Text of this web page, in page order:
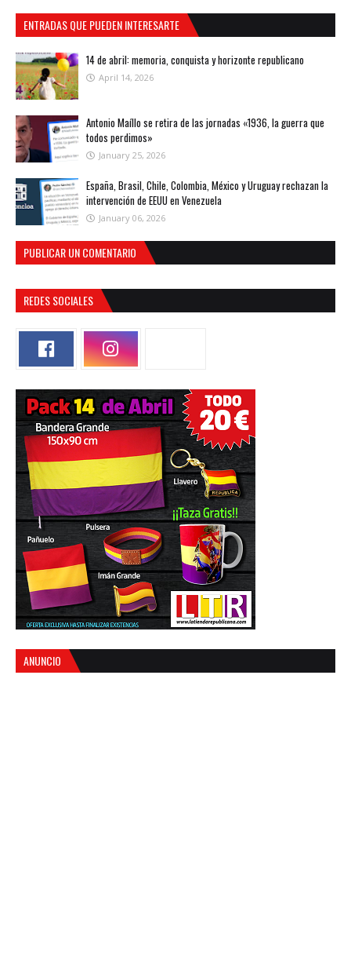
ENTRADAS QUE PUEDEN INTERESARTE
14 de abril: memoria, conquista y horizonte republicano
April 14, 2026
Antonio Maíllo se retira de las jornadas «1936, la guerra que
todos perdimos»
January 25, 2026
España, Brasil, Chile, Colombia, México y Uruguay rechazan la
intervención de EEUU en Venezuela
January 06, 2026
PUBLICAR UN COMENTARIO
REDES SOCIALES
ANUNCIO